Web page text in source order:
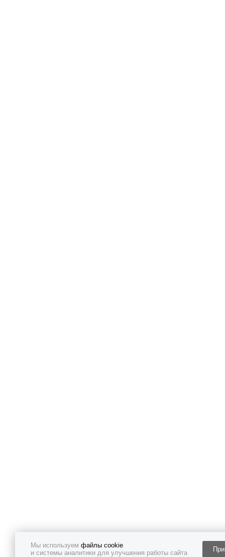
Мы используем файлы cookie
и системы аналитики для улучшения работы сайта